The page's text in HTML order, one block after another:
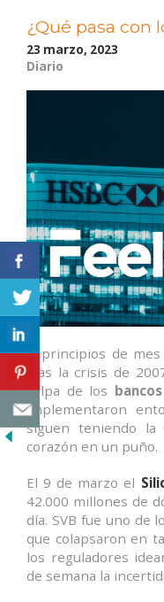
¿Qué pasa con
23 marzo, 2023
Diario
A principios de
tras la crisis de
culpa de los bancos
implementaron
siguen teniendo la
corazón en un puño.
El 9 de marzo el
42.000 millones de
día. SVB fue uno de
que colapsaron en
los reguladores
de semana la